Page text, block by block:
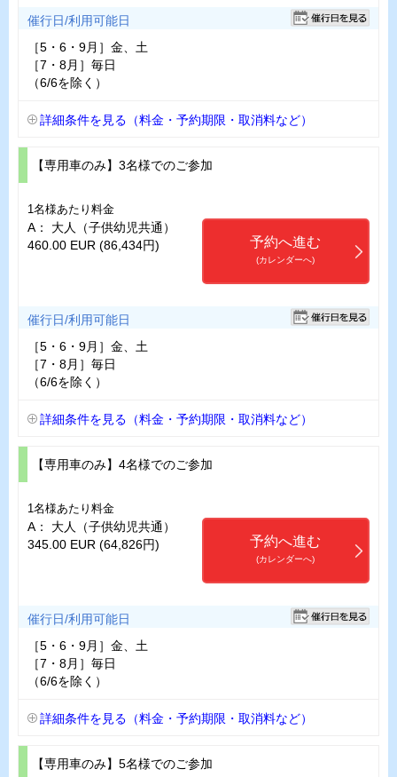
催行日/利用可能日
［5・6・9月］金、土
［7・8月］毎日
（6/6を除く）
詳細条件を見る（料金・予約期限・取消料など）
【専用車のみ】3名様でのご参加
1名様あたり料金
A： 大人（子供幼児共通）
460.00 EUR (86,434円)
予約へ進む
(カレンダーへ)
催行日/利用可能日
［5・6・9月］金、土
［7・8月］毎日
（6/6を除く）
詳細条件を見る（料金・予約期限・取消料など）
【専用車のみ】4名様でのご参加
1名様あたり料金
A： 大人（子供幼児共通）
345.00 EUR (64,826円)
予約へ進む
(カレンダーへ)
催行日/利用可能日
［5・6・9月］金、土
［7・8月］毎日
（6/6を除く）
詳細条件を見る（料金・予約期限・取消料など）
【専用車のみ】5名様でのご参加